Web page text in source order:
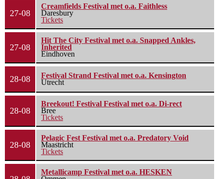
27-08
Creamfields Festival met o.a. Faithless
Daresbury
Tickets
27-08
Hit The City Festival met o.a. Snapped Ankles,
Inherited
Eindhoven
28-08
Festival Strand Festival met o.a. Kensington
Utrecht
28-08
Breekout! Festival Festival met o.a. Di-rect
Bree
Tickets
28-08
Pelagic Fest Festival met o.a. Predatory Void
Maastricht
Tickets
Metallicamp Festival met o.a. HESKEN